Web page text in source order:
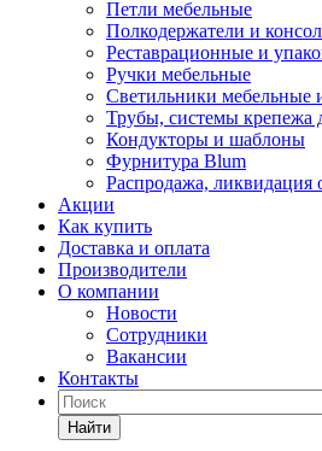
Петли мебельные
Полкодержатели и
Реставрационные и
Ручки мебельные
Светильники мебельные
Трубы, системы крепежа
Кондукторы и шаблоны
Фурнитура Blum
Распродажа, ликвидация
Акции
Как купить
Доставка и оплата
Производители
О компании
Новости
Сотрудники
Вакансии
Контакты
Найти